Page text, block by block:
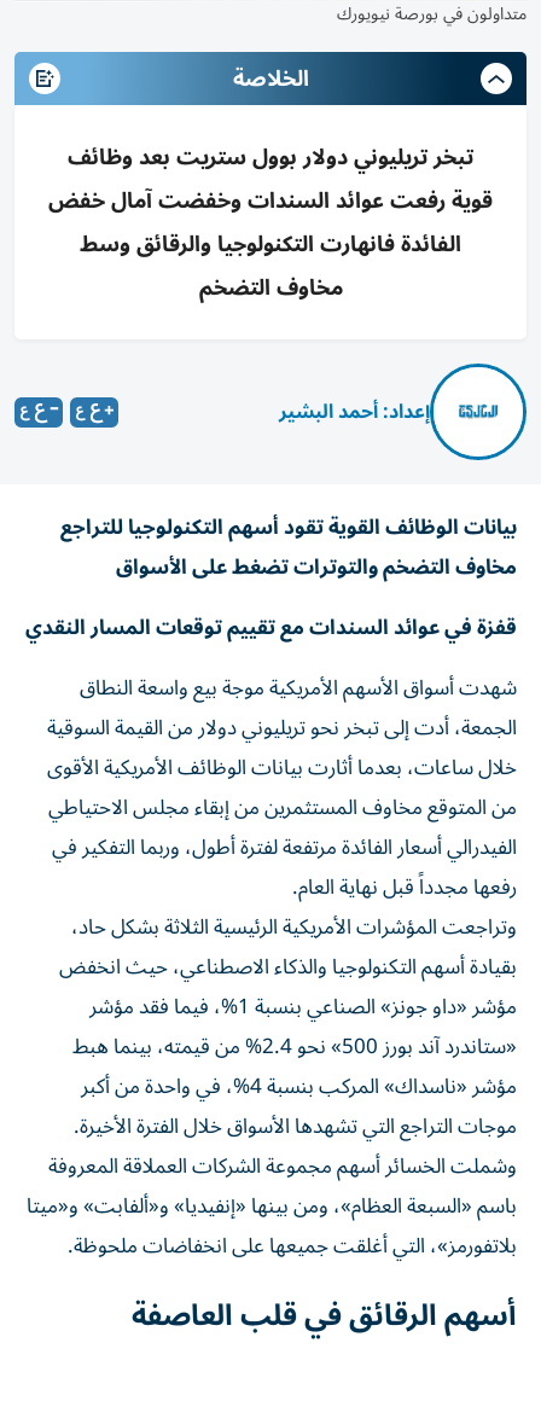
متداولون في بورصة نيويورك
الخلاصة
تبخر تريليوني دولار بوول ستريت بعد وظائف
قوية رفعت عوائد السندات وخفضت آمال خفض
الفائدة فانهارت التكنولوجيا والرقائق وسط
مخاوف التضخم
إعداد: أحمد البشير
بيانات الوظائف القوية تقود أسهم التكنولوجيا للتراجع
مخاوف التضخم والتوترات تضغط على الأسواق
قفزة في عوائد السندات مع تقييم توقعات المسار النقدي
شهدت أسواق الأسهم الأمريكية موجة بيع واسعة النطاق
الجمعة، أدت إلى تبخر نحو تريليوني دولار من القيمة السوقية
خلال ساعات، بعدما أثارت بيانات الوظائف الأمريكية الأقوى
من المتوقع مخاوف المستثمرين من إبقاء مجلس الاحتياطي
الفيدرالي أسعار الفائدة مرتفعة لفترة أطول، وربما التفكير في
رفعها مجدداً قبل نهاية العام.
وتراجعت المؤشرات الأمريكية الرئيسية الثلاثة بشكل حاد،
بقيادة أسهم التكنولوجيا والذكاء الاصطناعي، حيث انخفض
مؤشر «داو جونز» الصناعي بنسبة 1%، فيما فقد مؤشر
«ستاندرد آند بورز 500» نحو 2.4% من قيمته، بينما هبط
مؤشر «ناسداك» المركب بنسبة 4%، في واحدة من أكبر
موجات التراجع التي تشهدها الأسواق خلال الفترة الأخيرة.
وشملت الخسائر أسهم مجموعة الشركات العملاقة المعروفة
باسم «السبعة العظام»، ومن بينها «إنفيديا» و«ألفابت» و«ميتا
بلاتفورمز»، التي أغلقت جميعها على انخفاضات ملحوظة.
أسهم الرقائق في قلب العاصفة